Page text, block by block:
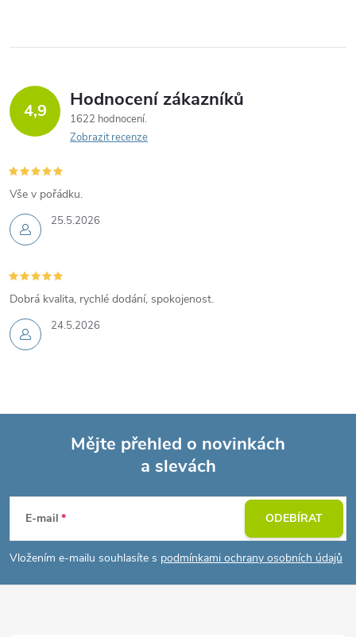
4,9 Hodnocení zákazníků
1622 hodnocení
Zobrazit recenze
25.5.2026
Vše v pořádku.
24.5.2026
Dobrá kvalita, rychlé dodání, spokojenost.
p
a
Mějte přehled o novinkách
a slevách
E-mail
Vložením e-mailu souhlasíte s podmínkami ochrany osobních údajů
ODEBÍRAT